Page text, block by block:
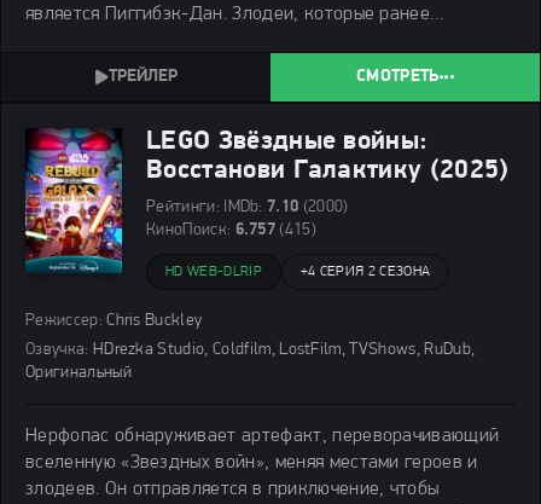
является Пиггибэк-Дан. Злодеи, которые ранее
опасных мини-динозавров, прямо у школьных ворот.
СМОТРЕТЬ
LEGO Звёздные войны:
Восстанови Галактику (2025)
Рейтинги: IMDb: 7.10 (2000)
КиноПоиск: 6.757 (415)
HD WEB-DLRIP +4 СЕРИЯ 2 СЕЗОНА
Режиссер: Chris Buckley
Озвучка: HDrezka Studio, Coldfilm, LostFilm, TVShows, RuDub,
Оригинальный
Нерфопас обнаруживает артефакт, переворачивающий
вселенную «Звездных войн», меняя местами героев и
злодеев. Он отправляется в приключение, чтобы